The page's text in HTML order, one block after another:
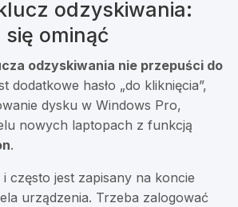
odzyskiwania:
ominąć
odzyskiwania nie przepuści do
dodatkowe hasło „do kliknięcia”,
dysku w Windows Pro,
nowych laptopach z funkcją
.
i często jest zapisany na koncie
urządzenia. Trzeba zalogować